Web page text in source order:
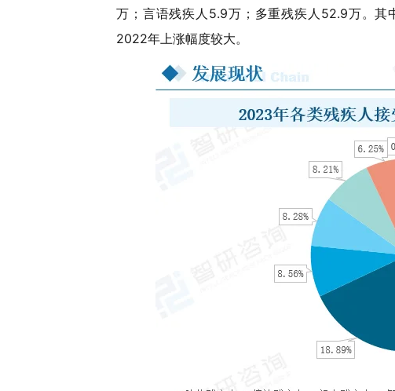
万；言语残疾人5.9万；多重残疾人52.9万。
2022年上涨幅度较大。